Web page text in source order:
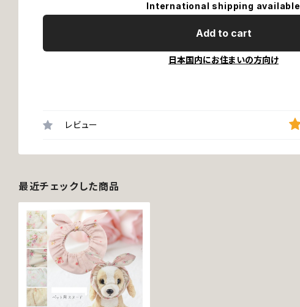
International shipping available
Add to cart
日本国内にお住まいの方向け
レビュー
最近チェックした商品